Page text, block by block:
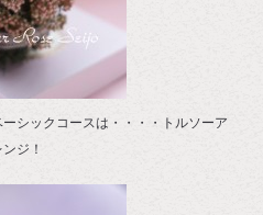
シックコースは・・・・トルソーア
ンジ！